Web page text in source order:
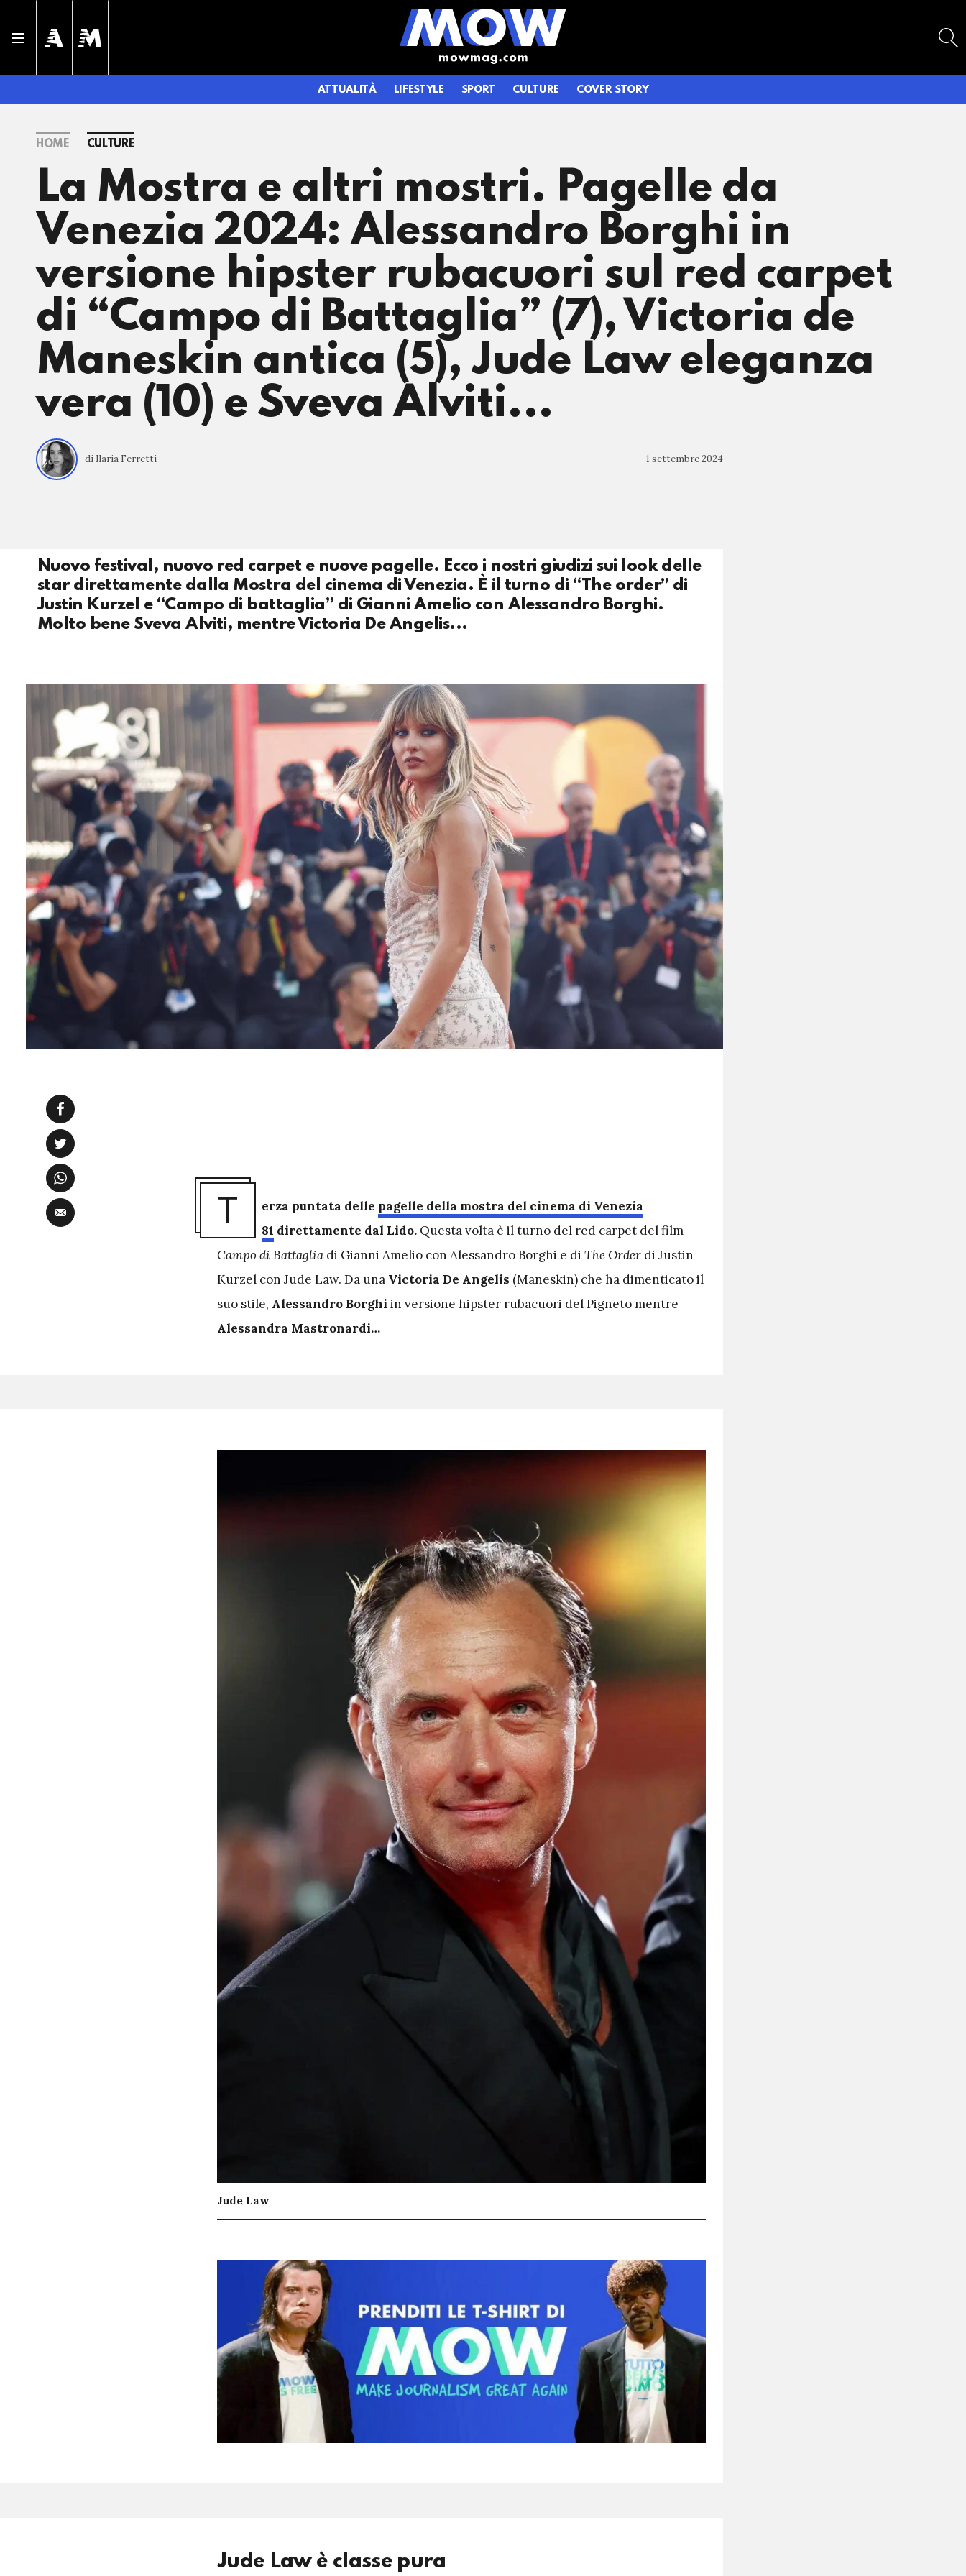
ATTUALITÀ LIFESTYLE SPORT CULTURE COVER STORY
HOME CULTURE
La Mostra e altri mostri. Pagelle da
Venezia 2024: Alessandro Borghi in
versione hipster rubacuori sul red carpet
di “Campo di Battaglia” (7), Victoria de
Maneskin antica (5), Jude Law eleganza
vera (10) e Sveva Alviti...
di Ilaria Ferretti 1 settembre 2024
Nuovo festival, nuovo red carpet e nuove pagelle. Ecco i nostri giudizi sui look delle
star direttamente dalla Mostra del cinema di Venezia. È il turno di “The order” di
Justin Kurzel e “Campo di battaglia” di Gianni Amelio con Alessandro Borghi.
Molto bene Sveva Alviti, mentre Victoria De Angelis...
erza puntata delle pagelle della mostra del cinema di Venezia
81 direttamente dal Lido. Questa volta è il turno del red carpet del film
Campo di Battaglia di Gianni Amelio con Alessandro Borghi e di The Order di Justin
Kurzel con Jude Law. Da una Victoria De Angelis (Maneskin) che ha dimenticato il
suo stile, Alessandro Borghi in versione hipster rubacuori del Pigneto mentre
Alessandra Mastronardi…
Jude Law
Jude Law è classe pura